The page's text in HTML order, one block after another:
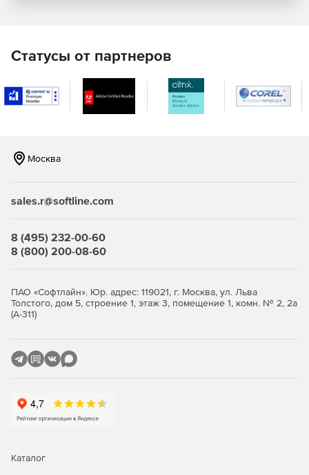
безопасного сеанса SSH и передачи файлов в любое
приложение .NET.
PowerTCP Sockets for .NET расширяет .NET классами
для DNS, серверов и управления соединениями.
PowerTCP Telnet for .NET добавляет функции
интеллектуальному устройству.
ASP.NET, не жертвуя мощностью и гибкостью.
Статусы от партнеров
Москва
sales.r@softline.com
8 (495) 232-00-60
8 (800) 200-08-60
ПАО «Софтлайн». Юр. адрес: 119021, г. Москва, ул. Льва
Толстого, дом 5, строение 1, этаж 3, помещение 1, комн. № 2, 2а
(А-311)
Каталог